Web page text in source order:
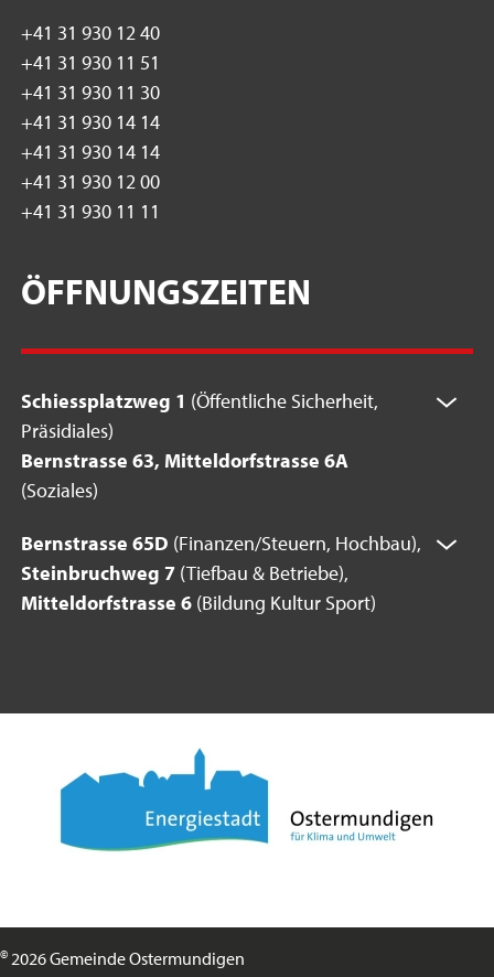
+41 31 930 12 40
+41 31 930 11 51
+41 31 930 11 30
+41 31 930 14 14
+41 31 930 14 14
+41 31 930 12 00
+41 31 930 11 11
ÖFFNUNGSZEITEN
Schiessplatzweg 1 (Öffentliche Sicherheit,
Präsidiales)
Bernstrasse 63, Mitteldorfstrasse 6A
(Soziales)
Bernstrasse 65D (Finanzen/Steuern, Hochbau),
Steinbruchweg 7 (Tiefbau & Betriebe),
Mitteldorfstrasse 6 (Bildung Kultur Sport)
© 2026 Gemeinde Ostermundigen